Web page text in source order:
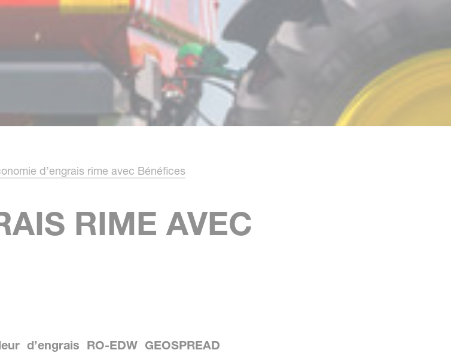
d’engrais rime avec Bénéfices
RIME AVEC
d’engrais RO-EDW GEOSPREAD